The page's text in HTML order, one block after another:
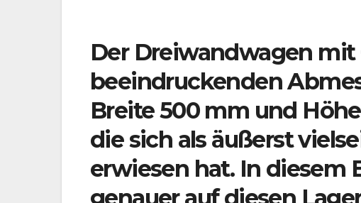
Der Dreiwandwagen
beeindruckenden
Breite 500 mm und
die sich als äußerst
erwiesen hat. In diesem